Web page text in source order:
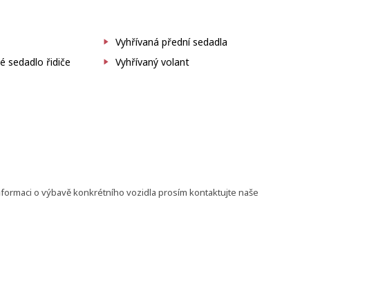
sedadlo řidiče
Vyhřívaná přední sedadla
Vyhřívaný volant
o výbavě konkrétního vozidla prosím kontaktujte naše